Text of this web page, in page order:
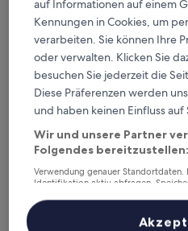
Sehr
gut,
(285
Bewertungen)
Villa Marisa bed breakfast
auf Informationen auf einem
Kennungen in Cookies, um
verarbeiten. Sie können Ihre
oder verwalten. Klicken Sie
besuchen Sie jederzeit die
Diese Präferenzen werden
und haben keinen Einfluss
Wir und unsere Partner
Folgendes bereitzustellen:
Verwendung genauer Standortdaten.
Identifikation aktiv abfragen.
Inhalte, Messung von Werbeleistung
Zielgruppenforschung sowie